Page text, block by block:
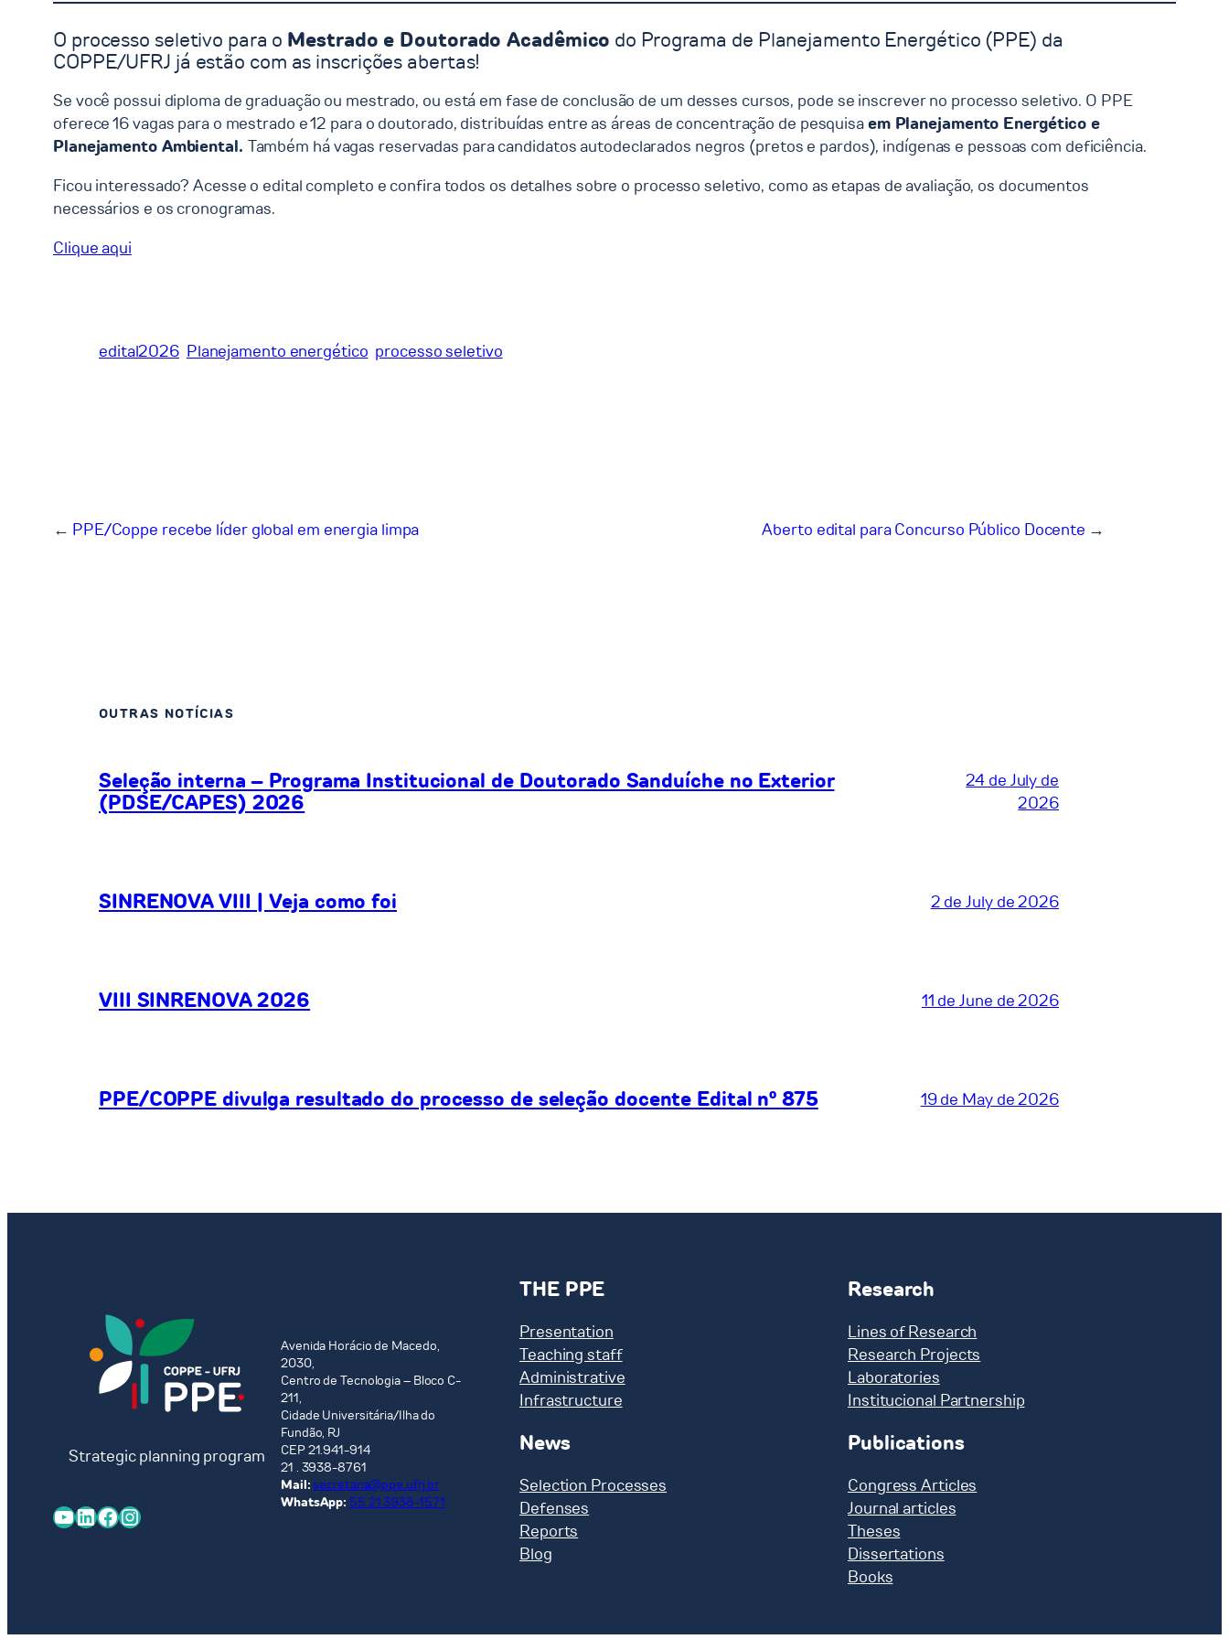
O processo seletivo para o Mestrado e Doutorado Acadêmico do Programa de Planejamento Energético (PPE) da
COPPE/UFRJ já estão com as inscrições abertas!
Se você possui diploma de graduação ou mestrado, ou está em fase de conclusão de um desses cursos, pode se inscrever no processo seletivo. O PPE
oferece 16 vagas para o mestrado e 12 para o doutorado, distribuídas entre as áreas de concentração de pesquisaem Planejamento Energético e
Planejamento Ambiental. Também há vagas reservadas para candidatos autodeclarados negros (pretos e pardos), indígenas e pessoas com deficiência.
Ficou interessado? Acesse o edital completo e confira todos os detalhes sobre o processo seletivo, como as etapas de avaliação, os documentos
necessários e os cronogramas.
Clique aqui
edital2026 Planejamento energético processo seletivo
← PPE/Coppe recebe líder global em energia limpa Aberto edital para Concurso Público Docente →
OUTRAS NOTÍCIAS
Seleção interna – Programa Institucional de Doutorado Sanduíche no Exterior
(PDSE/CAPES) 2026
24 de July de
2026
SINRENOVA VIII | Veja como foi 2 de July de 2026
VIII SINRENOVA 2026 11 de June de 2026
PPE/COPPE divulga resultado do processo de seleção docente Edital nº 875 19 de May de 2026
Strategic planning program
YouTube LinkedIn Facebook Instagram
Avenida Horácio de Macedo,
2030,
Centro de Tecnologia – Bloco C-
211,
Cidade Universitária/Ilha do
Fundão, RJ
CEP 21.941-914
21 . 3938-8761
Mail:secretaria@ppe.ufrj.br
WhatsApp: 55 21 3938-1571
THE PPE
Presentation
Teaching staff
Administrative
Infrastructure
News
Selection Processes
Defenses
Reports
Blog
Research
Lines of Research
Research Projects
Laboratories
Institucional Partnership
Publications
Congress Articles
Journal articles
Theses
Dissertations
Books